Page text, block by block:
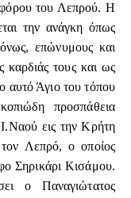
του Λεπρού. Η
την ανάγκη όπως
επώνυμους και
τους και ως
αυτό Άγιο του τόπου
προσπάθεια
εις την Κρήτη
Λεπρό, ο οποίος
Σηρικάρι Κισάμου.
ο Παναγιώτατος